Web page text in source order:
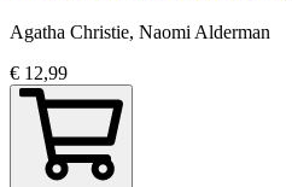
Agatha Christie, Naomi Alderman
€ 12,99